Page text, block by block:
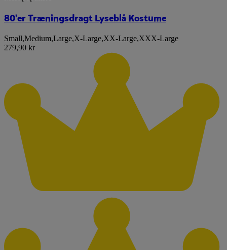
80'er Træningsdragt Lyseblå Kostume
Small,Medium,Large,X-Large,XX-Large,XXX-Large
279,90 kr